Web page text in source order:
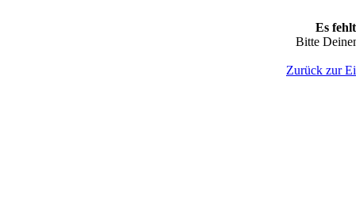
Es
Bitte
Zurück zur